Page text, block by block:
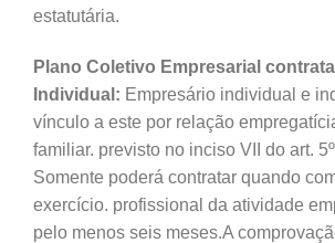
estatutária.
Plano Coletivo Empresarial
Individual: Empresário individual e
vínculo a este por relação
familiar. previsto no inciso VII do art.
Somente poderá contratar quando
exercício. profissional da atividade
pelo menos seis meses.A